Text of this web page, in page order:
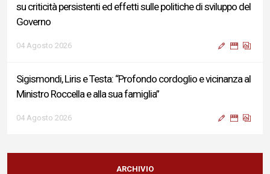
su criticità persistenti ed effetti sulle politiche di sviluppo del
Governo
04 Agosto 2026
Sigismondi, Liris e Testa: “Profondo cordoglio e vicinanza al
Ministro Roccella e alla sua famiglia”
04 Agosto 2026
Terminal bus "Lorenzo Natali": modifiche temporanee alla
viabilità per il completamento dei lavori di riqualificazione
ARCHIVIO